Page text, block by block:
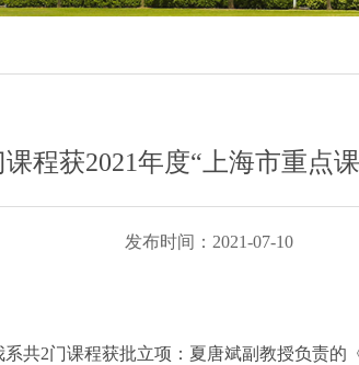
程获2021年度“上海市重点
发布时间：2021-07-10
共2门课程获批立项：夏唐斌副教授负责